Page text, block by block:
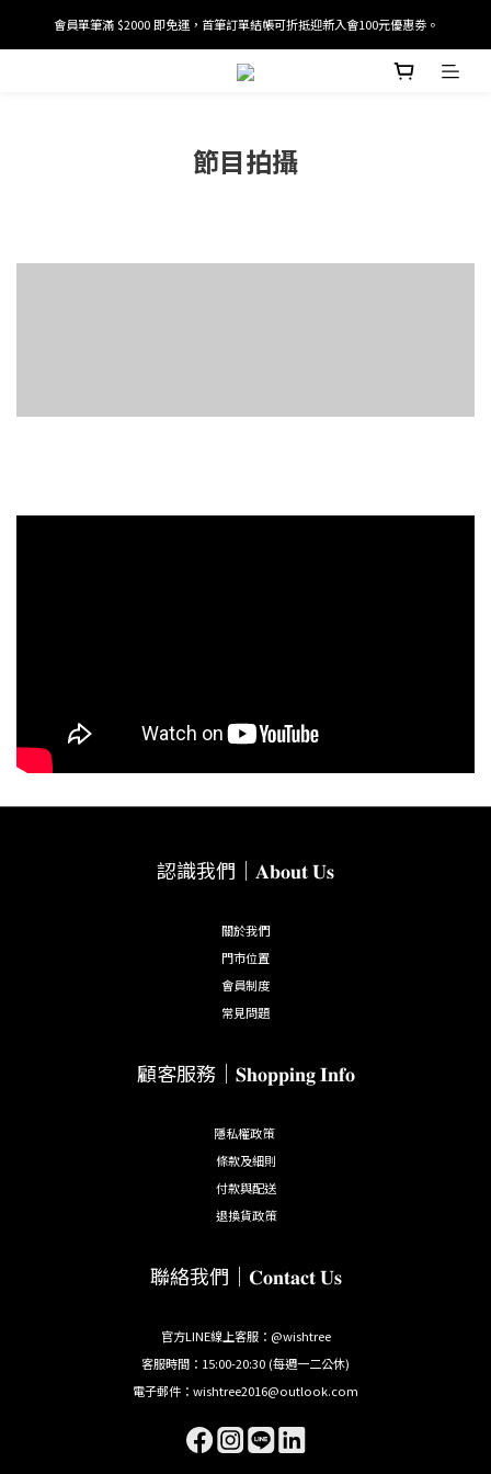
加入/驗證會員並綁定電話號碼，即可獲得百元購物金2張。
會員單筆滿 $2000 即免運，首筆訂單結帳可折抵迎新入會100元優惠劵。
加入/驗證會員並綁定電話號碼，即可獲得百元購物金2張。
節目拍攝
認識我們｜𝐀𝐛𝐨𝐮𝐭 𝐔𝐬
關於我們
門市位置
會員制度
常見問題
顧客服務｜𝐒𝐡𝐨𝐩𝐩𝐢𝐧𝐠 𝐈𝐧𝐟𝐨
隱私權政策
條款及細則
付款與配送
退換貨政策
聯絡我們｜𝐂𝐨𝐧𝐭𝐚𝐜𝐭 𝐔𝐬
官方LINE線上客服：@wishtree
客服時間：15:00-20:30 (每週一二公休)
電子郵件：wishtree2016@outlook.com